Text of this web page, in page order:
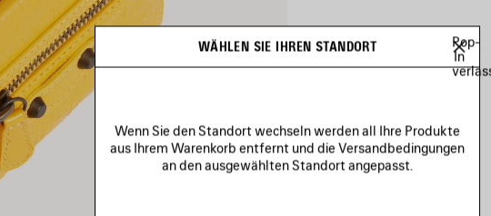
WÄHLEN SIE IHREN STANDORT
Pop-
In
Wenn Sie den Standort wechseln werden all Ihre Produkte
aus Ihrem Warenkorb entfernt und die Versandbedingungen
an den ausgewählten Standort angepasst.